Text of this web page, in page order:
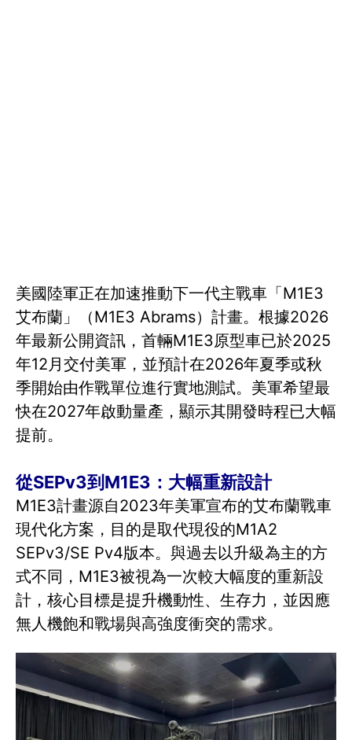
美國陸軍正在加速推動下一代主戰車「M1E3
艾布蘭」（M1E3 Abrams）計畫。根據2026
年最新公開資訊，首輛M1E3原型車已於2025
年12月交付美軍，並預計在2026年夏季或秋
季開始由作戰單位進行實地測試。美軍希望最
快在2027年啟動量產，顯示其開發時程已大幅
提前。
從SEPv3到M1E3：大幅重新設計
M1E3計畫源自2023年美軍宣布的艾布蘭戰車
現代化方案，目的是取代現役的M1A2
SEPv3/SE Pv4版本。與過去以升級為主的方
式不同，M1E3被視為一次較大幅度的重新設
計，核心目標是提升機動性、生存力，並因應
無人機飽和戰場與高強度衝突的需求。